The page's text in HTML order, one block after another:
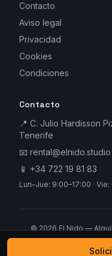
Contacto
Aviso legal
Privacidad
Cookies
Condiciones
Contacto
📍 C. Julio Hardisson
Tenerife
📧 rental@elnido.studio
📱 +34 722 19 81 83
Lun–Jue: 9:00–17:00 ·
© 2026 El Nido —